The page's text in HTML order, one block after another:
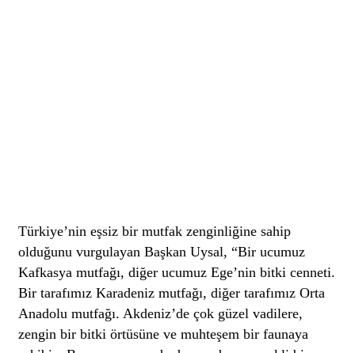
Türkiye’nin eşsiz bir mutfak zenginliğine sahip
olduğunu vurgulayan Başkan Uysal, “Bir ucumuz
Kafkasya mutfağı, diğer ucumuz Ege’nin bitki cenneti.
Bir tarafımız Karadeniz mutfağı, diğer tarafımız Orta
Anadolu mutfağı. Akdeniz’de çok güzel vadilere,
zengin bir bitki örtüsüne ve muhteşem bir faunaya